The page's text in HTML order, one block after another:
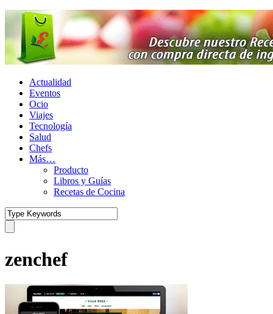
Actualidad
Eventos
Ocio
Viajes
Tecnología
Salud
Chefs
Más…
Producto
Libros y Guías
Recetas de Cocina
zenchef